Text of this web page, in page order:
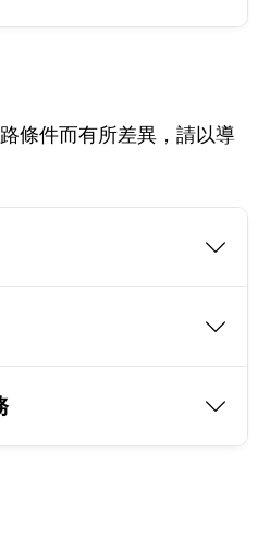
條件而有所差異，請以導